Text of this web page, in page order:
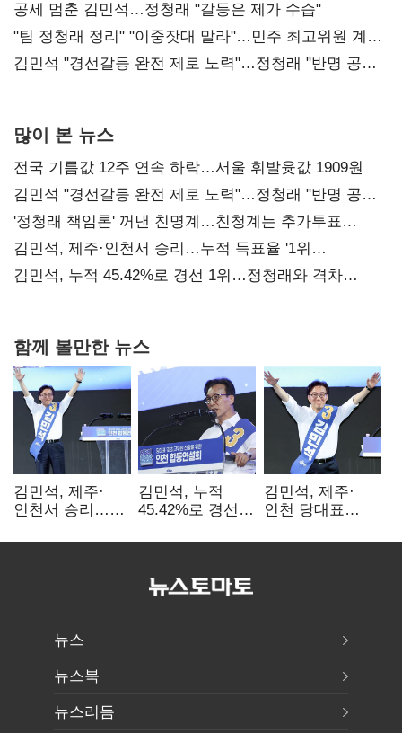
공세 멈춘 김민석…정청래 "갈등은 제가 수습"
"팀 정청래 정리" "이중잣대 말라"…민주 최고위원 계파
다툼 격화
김민석 "경선갈등 완전 제로 노력"…정청래 "반명 공세
많이 본 뉴스
전국 기름값 12주 연속 하락…서울 휘발윳값 1909원
김민석 "경선갈등 완전 제로 노력"…정청래 "반명 공세
사과부터"
'정청래 책임론' 꺼낸 친명계…친청계는 추가투표
때리기
김민석, 제주·인천서 승리…누적 득표율 '1위
탈환'(종합)
김민석, 누적 45.42%로 경선 1위…정청래와 격차
함께 볼만한 뉴스
김민석, 제주·
인천서 승리…
탈환'(종합)
김민석, 누적
45.42%로 경선
격차
김민석, 제주·
인천 당대표
뉴스
뉴스북
뉴스리듬